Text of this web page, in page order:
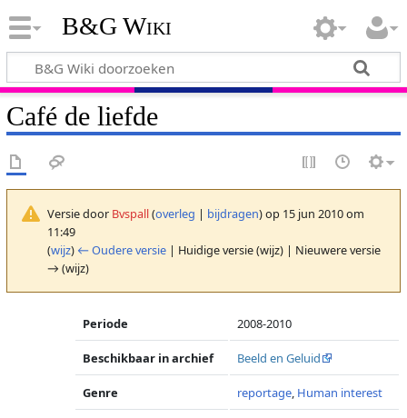
B&G Wiki
Café de liefde
Versie door Bvspall(overleg | bijdragen)op 15 jun 2010 om
11:49
(wijz) ← Oudere versie| Huidige versie (wijz) | Nieuwere versie
→ (wijz)
Periode 2008-2010
Beschikbaar in archief Beeld en Geluid
Genre reportage, Human interest